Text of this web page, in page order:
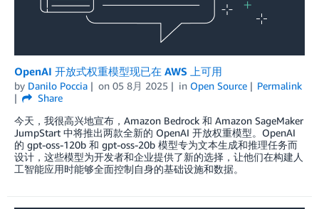
OpenAI 开放式权重模型现已在 AWS 上可用
by Danilo Poccia on 05 8月 2025 in Open Source
Permalink
Share
今天，我很高兴地宣布，Amazon Bedrock 和 Amazon SageMaker
JumpStart 中将推出两款全新的 OpenAI 开放权重模型。OpenAI
的 gpt-oss-120b 和 gpt-oss-20b 模型专为文本生成和推理任务而
设计，这些模型为开发者和企业提供了新的选择，让他们在构建人
工智能应用时能够全面控制自身的基础设施和数据。